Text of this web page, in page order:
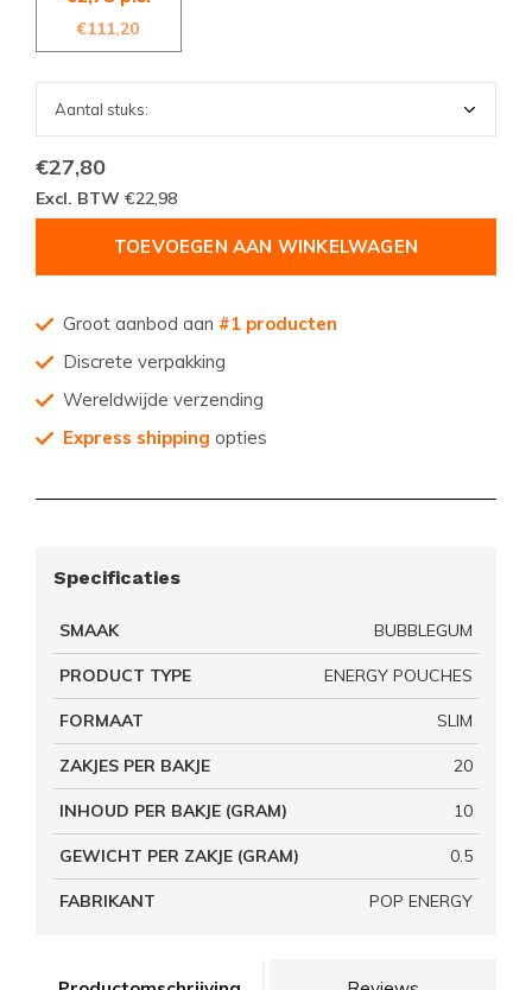
€111,20
€27,80
Excl. BTW €22,98
TOEVOEGEN AAN WINKELWAGEN
Groot aanbod aan #1 producten
Discrete verpakking
Wereldwijde verzending
Express shipping opties
Specificaties
SMAAK BUBBLEGUM
PRODUCT TYPE ENERGY POUCHES
FORMAAT SLIM
ZAKJES PER BAKJE 20
INHOUD PER BAKJE (GRAM) 10
GEWICHT PER ZAKJE (GRAM) 0.5
FABRIKANT POP ENERGY